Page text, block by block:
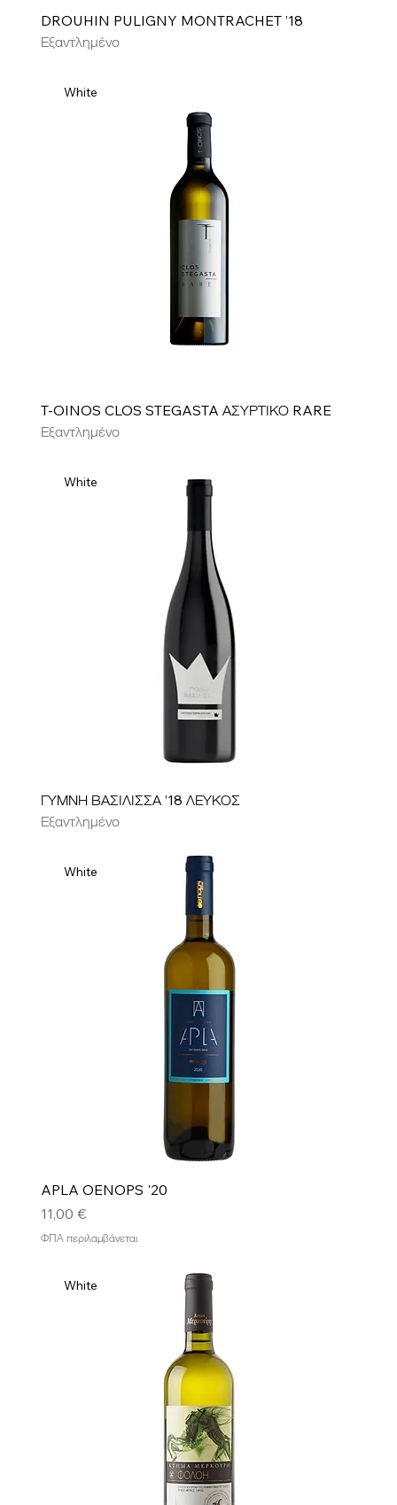
DROUHIN PULIGNY MONTRACHET ’18
Εξαντλημένο
White
T-OINOS CLOS STEGASTA ΑΣΥΡΤΙΚΟ RARE
Εξαντλημένο
White
ΓΥΜΝΗ ΒΑΣΙΛΙΣΣΑ ’18 ΛΕΥΚΟΣ
Εξαντλημένο
White
APLA OENOPS '20
Τιμή
11,00 €
ΦΠΑ περιλαμβάνεται
White